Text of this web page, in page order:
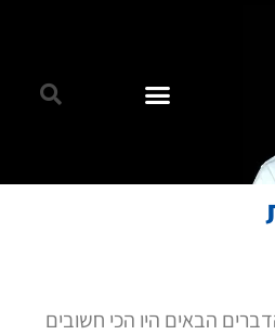
הבאים היו הכי חשובים